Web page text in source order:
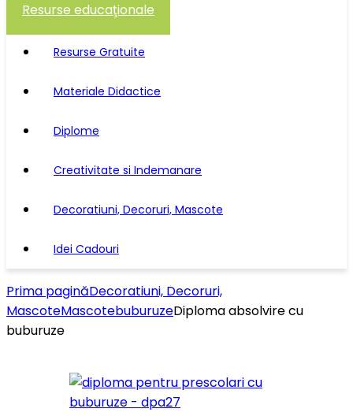
Resurse educaţionale
Resurse Gratuite
Materiale Didactice
Diplome
Creativitate si Indemanare
Decoratiuni, Decoruri, Mascote
Idei Cadouri
Prima paginăDecoratiuni, Decoruri,
MascoteMascotebuburuzeDiploma absolvire cu
buburuze